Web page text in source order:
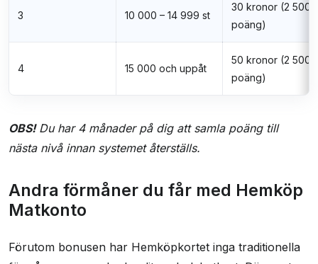
3 10 000 – 14 999 st
30 kronor (2 500
poäng)
4 15 000 och uppåt
50 kronor (2 500
poäng)
OBS! Du har 4 månader på dig att samla poäng till
nästa nivå innan systemet återställs.
Andra förmåner du får med Hemköp
Matkonto
Förutom bonusen har Hemköpkortet inga traditionella